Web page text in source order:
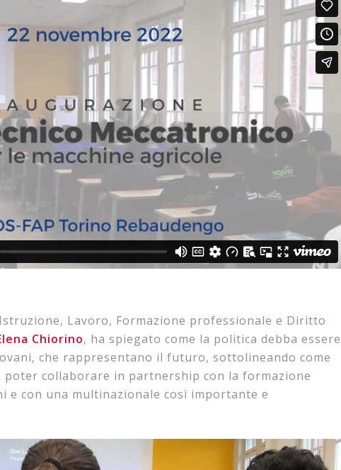
Lavoro, Formazione professionale e Diritto
Chiorino, ha spiegato come la politica debba essere
che rappresentano il futuro, sottolineando come
poter collaborare in partnership con la formazione
e con una multinazionale così importante e